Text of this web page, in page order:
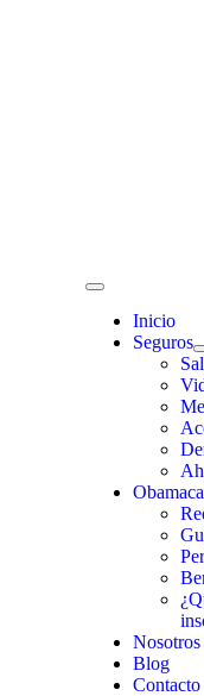
Toggle
Navigation
Inicio
Seguros
Nosotros
Blog
Contacto